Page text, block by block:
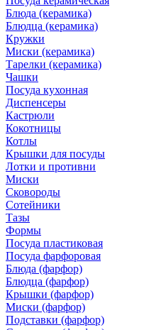
Блюда (керамика)
Блюдца (керамика)
Кружки
Миски (керамика)
Тарелки (керамика)
Чашки
Посуда кухонная
Диспенсеры
Кастрюли
Кокотницы
Котлы
Крышки для посуды
Лотки и противни
Миски
Сковороды
Сотейники
Тазы
Формы
Посуда пластиковая
Посуда фарфоровая
Блюда (фарфор)
Блюдца (фарфор)
Крышки (фарфор)
Миски (фарфор)
Подставки (фарфор)